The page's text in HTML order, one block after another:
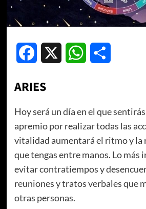
Facebook WhatsApp
ARIES
Hoy será un día en el que
apremio por realizar todas las
vitalidad aumentará el ritmo y la
que tengas entre manos. Lo más
evitar contratiempos y
reuniones y tratos verbales que
otras personas.